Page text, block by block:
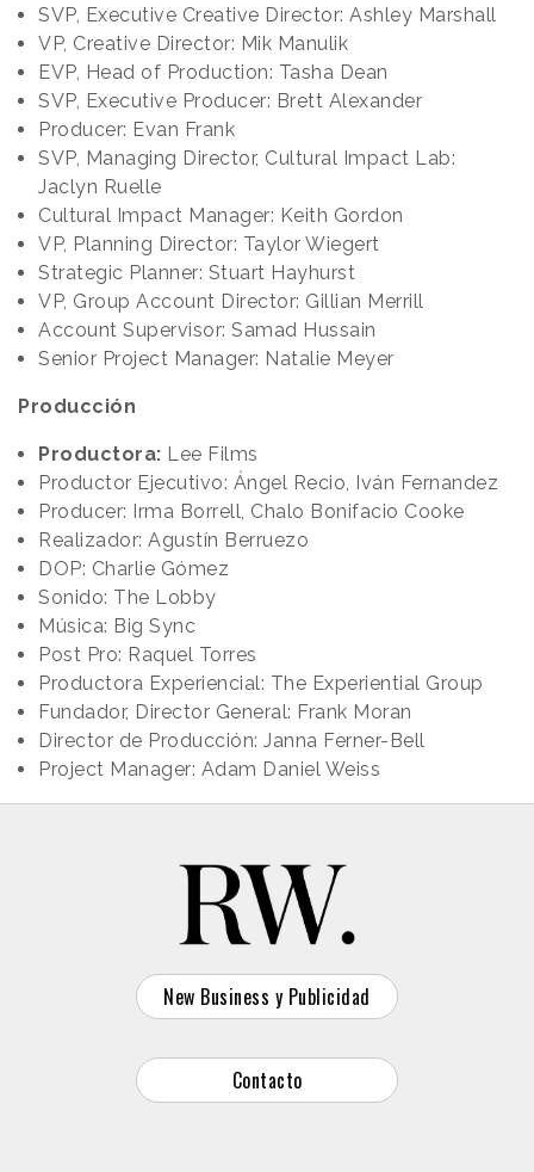
SVP, Executive Creative Director: Ashley Marshall
VP, Creative Director: Mik Manulik
EVP, Head of Production: Tasha Dean
SVP, Executive Producer: Brett Alexander
Producer: Evan Frank
SVP, Managing Director, Cultural Impact Lab:
Jaclyn Ruelle
Cultural Impact Manager: Keith Gordon
VP, Planning Director: Taylor Wiegert
Strategic Planner: Stuart Hayhurst
VP, Group Account Director: Gillian Merrill
Account Supervisor: Samad Hussain
Senior Project Manager: Natalie Meyer
Producción
Productora: Lee Films
Productor Ejecutivo: Ángel Recio, Iván Fernandez
Producer: Irma Borrell, Chalo Bonifacio Cooke
Realizador: Agustín Berruezo
DOP: Charlie Gómez
Sonido: The Lobby
Música: Big Sync
Post Pro: Raquel Torres
Productora Experiencial: The Experiential Group
Fundador, Director General: Frank Moran
Director de Producción: Janna Ferner-Bell
Project Manager: Adam Daniel Weiss
New Business y Publicidad
Contacto